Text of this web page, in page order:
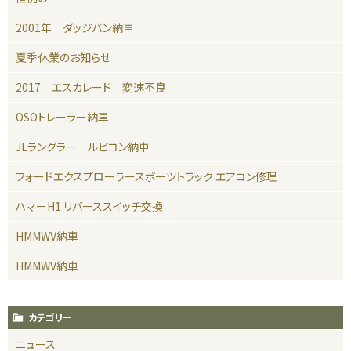
2001年 ダッジバン納車
夏季休業のお知らせ
2017 エスカレード 変速不良
OSOトレーラー納車
JLラングラー ルビコン納車
フォードエクスプローラースポーツトラック エアコン修理
ハマーH1 リバーススイッチ交換
HMMWV納車
HMMWV納車
カテゴリー
ニュース